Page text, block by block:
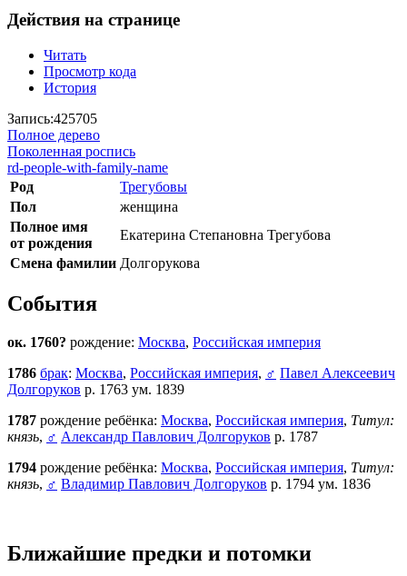
Действия на странице
Читать
Просмотр кода
История
Запись:425705
Полное дерево
Поколенная роспись
rd-people-with-family-name
Род
Трегубовы
Пол
женщина
Полное имя
от рождения
Екатерина Степановна Трегубова
Смена фамилии Долгорукова
События
ок. 1760? рождение: Москва, Российская империя
1786 брак: Москва, Российская империя, ♂ Павел Алексеевич
Долгоруков р. 1763 ум. 1839
1787 рождение ребёнка: Москва, Российская империя, Титул:
князь, ♂ Александр Павлович Долгоруков р. 1787
1794 рождение ребёнка: Москва, Российская империя, Титул:
князь, ♂ Владимир Павлович Долгоруков р. 1794 ум. 1836
Ближайшие предки и потомки